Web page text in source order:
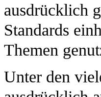
ausdrücklich
Standards
Themen
Unter den